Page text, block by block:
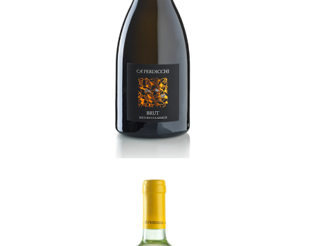
Brut
READ MORE